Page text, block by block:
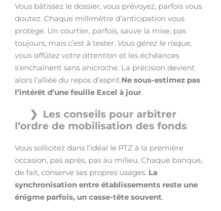
Vous bâtissez le dossier, vous prévoyez, parfois vous
doutez. Chaque millimètre d’anticipation vous
protège. Un courtier, parfois, sauve la mise, pas
toujours, mais c’est à tester. Vous gérez le risque,
vous affûtez votre attention et les échéances
s’enchaînent sans anicroche. La précision devient
alors l’alliée du repos d’esprit.Ne sous-estimez pas
l’intérêt d’une feuille Excel à jour.
Les conseils pour arbitrer
l’ordre de mobilisation des fonds
Vous sollicitez dans l’idéal le PTZ à la première
occasion, pas après, pas au milieu. Chaque banque,
de fait, conserve ses propres usages. La
synchronisation entre établissements reste une
énigme parfois, un casse-tête souvent.